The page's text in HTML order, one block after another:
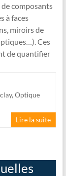
composants
à faces
miroirs de
Ces
de quantifier
, Optique
Lire la suite